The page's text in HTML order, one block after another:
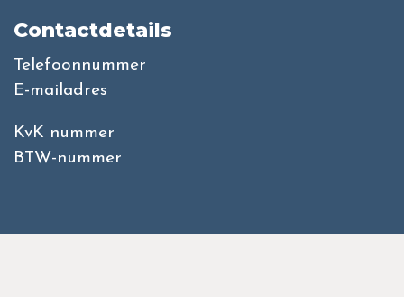
Contactdetails
Telefoonnummer
E-mailadres
KvK nummer
BTW-nummer